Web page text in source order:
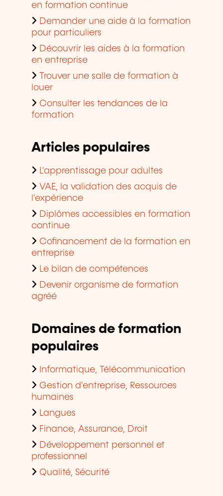
en formation continue
Demander une aide à la formation
pour particuliers
Découvrir les aides à la formation
en entreprise
Trouver une salle de formation à
louer
Consulter les tendances de la
formation
Articles populaires
L'apprentissage pour adultes
VAE, la validation des acquis de
l'expérience
Diplômes accessibles en formation
continue
Cofinancement de la formation en
entreprise
Le bilan de compétences
Devenir organisme de formation
agréé
Domaines de formation
populaires
Informatique, Télécommunication
Gestion d'entreprise, Ressources
humaines
Langues
Finance, Assurance, Droit
Développement personnel et
professionnel
Qualité, Sécurité